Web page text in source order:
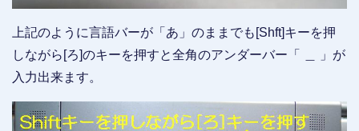
上記のように言語バーが「あ」のままでも[Shft]キーを押
しながら[ろ]のキーを押すと全角のアンダーバー「 ＿ 」が
入力出来ます。